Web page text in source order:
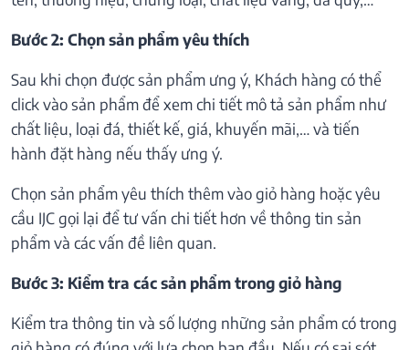
Bước 2: Chọn sản phẩm yêu thích
Sau khi chọn được sản phẩm ưng ý, Khách hàng có thể
click vào sản phẩm để xem chi tiết mô tả sản phẩm như
chất liệu, loại đá, thiết kế, giá, khuyến mãi,… và tiến
hành đặt hàng nếu thấy ưng ý.
Chọn sản phẩm yêu thích thêm vào giỏ hàng hoặc yêu
cầu IJC gọi lại để tư vấn chi tiết hơn về thông tin sản
phẩm và các vấn đề liên quan.
Bước 3: Kiểm tra các sản phẩm trong giỏ hàng
Kiểm tra thông tin và số lượng những sản phẩm có trong